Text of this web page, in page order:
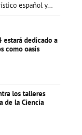
español y...
estará dedicado a
como oasis
los talleres
de la Ciencia